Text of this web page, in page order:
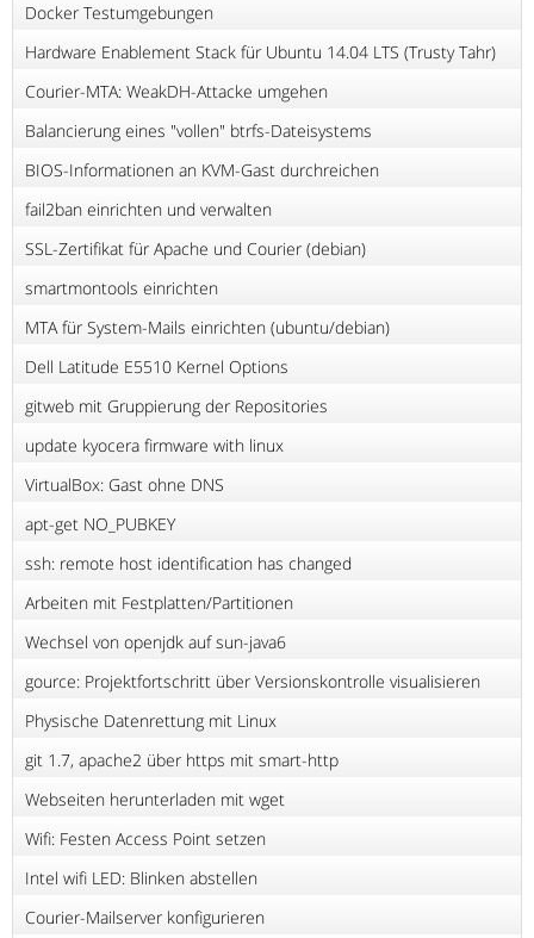
Docker Testumgebungen
Hardware Enablement Stack für Ubuntu 14.04 LTS (Trusty Tahr)
Courier-MTA: WeakDH-Attacke umgehen
Balancierung eines "vollen" btrfs-Dateisystems
BIOS-Informationen an KVM-Gast durchreichen
fail2ban einrichten und verwalten
SSL-Zertifikat für Apache und Courier (debian)
smartmontools einrichten
MTA für System-Mails einrichten (ubuntu/debian)
Dell Latitude E5510 Kernel Options
gitweb mit Gruppierung der Repositories
update kyocera firmware with linux
VirtualBox: Gast ohne DNS
apt-get NO_PUBKEY
ssh: remote host identification has changed
Arbeiten mit Festplatten/Partitionen
Wechsel von openjdk auf sun-java6
gource: Projektfortschritt über Versionskontrolle visualisieren
Physische Datenrettung mit Linux
git 1.7, apache2 über https mit smart-http
Webseiten herunterladen mit wget
Wifi: Festen Access Point setzen
Intel wifi LED: Blinken abstellen
Courier-Mailserver konfigurieren